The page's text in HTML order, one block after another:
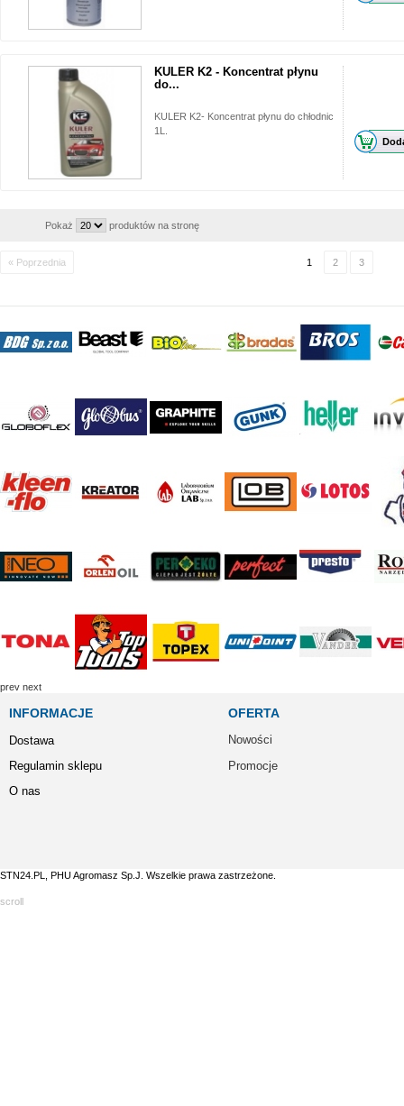
KULER K2 - Koncentrat płynu
do...
KULER K2- Koncentrat płynu do chłodnic
1L.
Pokaż produktów na stronę
« Poprzednia 1 2 3
prev next
INFORMACJE
Dostawa
Regulamin sklepu
O nas
OFERTA
Nowości
Promocje
STN24.PL, PHU Agromasz Sp.J. Wszelkie prawa zastrzeżone.
scroll